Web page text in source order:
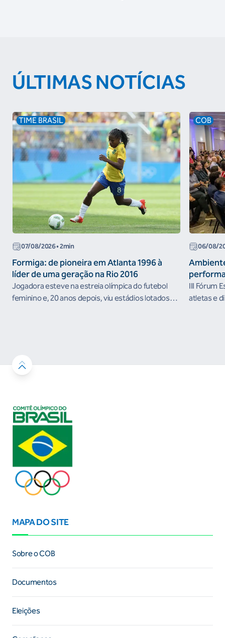
ÚLTIMAS NOTÍCIAS
TIME BRASIL
07/08/2026• 2min
Formiga: de pioneira em Atlanta 1996 à
líder de uma geração na Rio 2016
Jogadora esteve na estreia olímpica do futebol
feminino e, 20 anos depois, viu estádios lotados
COB
06/08/
III Fórum
atletas e
MAPA DO SITE
Sobre o COB
Documentos
Eleições